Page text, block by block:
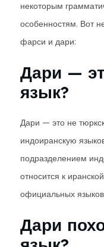
некоторым
особенностям. Вот
фарси и дари:
Дари —
язык?
Дари — это не
индоиранскую
подразделением
относится к
официальных
Дари